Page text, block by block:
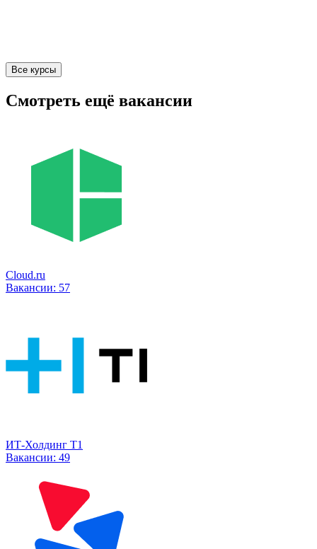
Все курсы
Смотреть ещё вакансии
Cloud.ru
Вакансии: 57
ИТ-Холдинг Т1
Вакансии: 49